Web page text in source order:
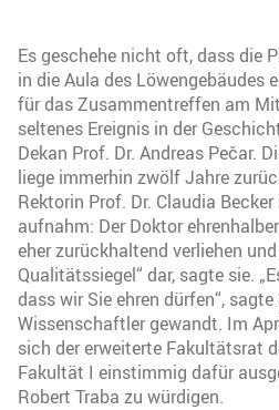
Es geschehe nicht oft, dass die
in die Aula des Löwengebäudes
für das Zusammentreffen am
seltenes Ereignis in der
Dekan Prof. Dr. Andreas Pečar.
liege immerhin zwölf Jahre
Rektorin Prof. Dr. Claudia
aufnahm: Der Doktor
eher zurückhaltend verliehen
Qualitätssiegel“ dar, sagte sie.
dass wir Sie ehren dürfen“,
Wissenschaftler gewandt. Im
sich der erweiterte Fakultätsrat
Fakultät I einstimmig dafür
Robert Traba zu würdigen.